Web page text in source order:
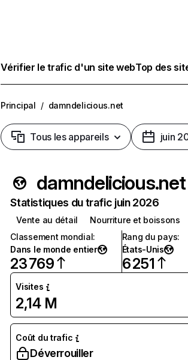
Vérifier le trafic d'un site webTop des
Principal / damndelicious.net
Tous les appareils juin
damndelicious.net
Statistiques du trafic juin 2026
Vente au détail
Nourriture et boissons
Classement mondial:
Dans le monde entier
23 769
Rang du pays:
États-Unis
6 251
Visites
2,14 M
Coût du trafic
Déverrouiller